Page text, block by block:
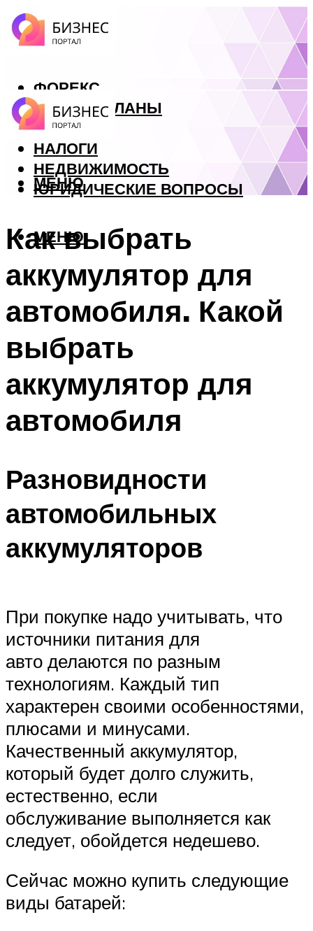
ФОРЕКС
БИЗНЕС ПЛАНЫ
КРЕДИТЫ
НАЛОГИ
НЕДВИЖИМОСТЬ
ЮРИДИЧЕСКИЕ ВОПРОСЫ
МЕНЮ
МЕНЮ
Как выбрать
аккумулятор для
автомобиля. Какой
выбрать
аккумулятор для
автомобиля
Разновидности
автомобильных
аккумуляторов
При покупке надо учитывать, что
источники питания для
авто делаются по разным
технологиям. Каждый тип
характерен своими особенностями,
плюсами и минусами.
Качественный аккумулятор,
который будет долго служить,
естественно, если
обслуживание выполняется как
следует, обойдется недешево.
Сейчас можно купить следующие
виды батарей: